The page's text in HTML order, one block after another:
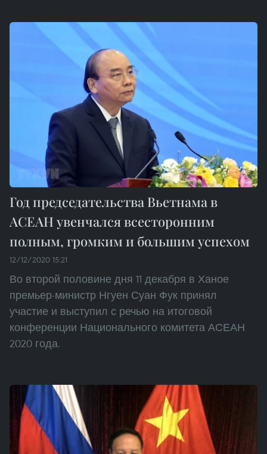
Год председательства Вьетнама в
АСЕАН увенчался всесторонним
полным, громким и большим успехом
12/12/2020 15:21
Во второй половине дня 11 декабря в Ханое
премьер-министр Нгуен Суан Фук принял
участие и выступил с речью на итоговой
конференции Национального комитета АСЕАН
2020 года.